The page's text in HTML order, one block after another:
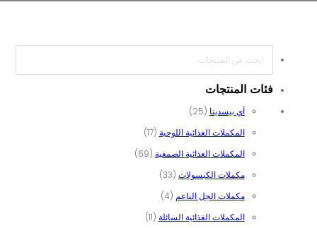
فئات المنتجات
آي بيسدينا 2525 منتج
المكملات الغذائية اللوحية 1717 منتج
المكملات الغذائية الصمغية 6969 منتج
مكملات الكبسولات 3333 منتج
مكملات الجل الناعم 44 منتجات
المكملات الغذائية السائلة 1111 منتج